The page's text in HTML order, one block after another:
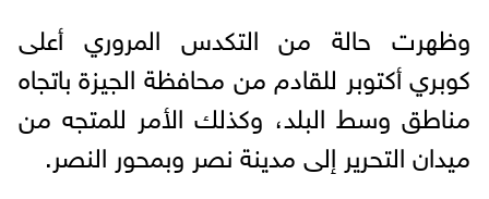
وظهرت حالة من التكدس المروري أعلى
كوبري أكتوبر للقادم من محافظة الجيزة باتجاه
مناطق وسط البلد، وكذلك الأمر للمتجه من
ميدان التحرير إلى مدينة نصر وبمحور النصر.